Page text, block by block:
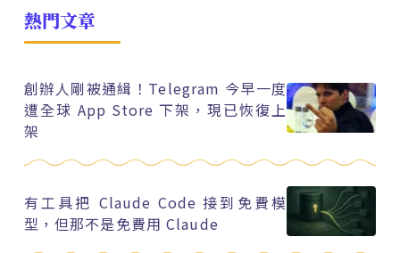
熱門文章
創辦人剛被通緝！Telegram 今早一度
遭全球 App Store 下架，現已恢復上
架
有工具把 Claude Code 接到免費模
型，但那不是免費用 Claude